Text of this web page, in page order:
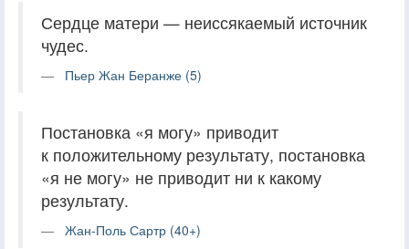
Сердце матери — неиссякаемый источник
чудес.
Пьер Жан Беранже (5)
Постановка «я могу» приводит
к положительному результату, постановка
«я не могу» не приводит ни к какому
результату.
Жан-Поль Сартр (40+)